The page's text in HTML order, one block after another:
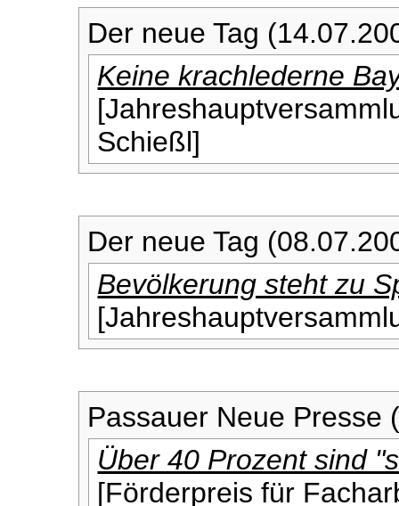
Der neue Tag
Keine krachlederne
Schießl]
Der neue Tag
Bevölkerung steht zu
Passauer Neue Presse
Über 40 Prozent sind
[Förderpreis für